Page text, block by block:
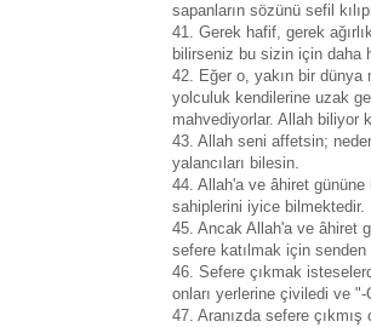
sapanların sözünü sefil
41. Gerek hafif, gerek
bilirseniz bu sizin için daha
42. Eğer o, yakın bir
yolculuk kendilerine uzak
mahvediyorlar. Allah biliyor
43. Allah seni affetsin;
yalancıları bilesin.
44. Allah'a ve âhiret
sahiplerini iyice bilmektedir.
45. Ancak Allah'a ve âhiret
sefere katılmak için senden
46. Sefere çıkmak
onları yerlerine çiviledi ve
47. Aranızda sefere